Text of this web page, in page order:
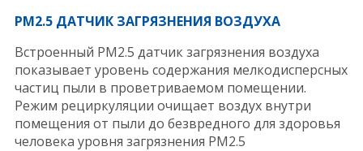
РМ2.5 ДАТЧИК ЗАГРЯЗНЕНИЯ ВОЗДУХА
Встроенный РМ2.5 датчик загрязнения воздуха
показывает уровень содержания мелкодисперсных
частиц пыли в проветриваемом помещении.
Режим рециркуляции очищает воздух внутри
помещения от пыли до безвредного для здоровья
человека уровня загрязнения РМ2.5